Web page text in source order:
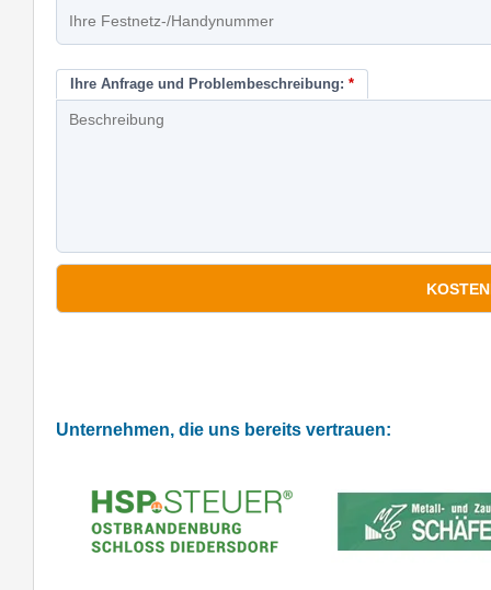
Ihre Anfrage und Problembeschreibung: *
Unternehmen, die uns bereits vertrauen: